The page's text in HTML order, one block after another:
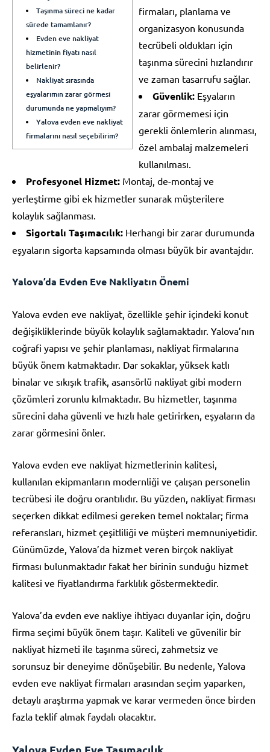
Taşınma süreci ne kadar
sürede tamamlanır?
Evden eve nakliyat
hizmetinin fiyatı nasıl
belirlenir?
Nakliyat sırasında
eşyalarımın zarar görmesi
durumunda ne yapmalıyım?
Yalova evden eve nakliyat
firmalarını nasıl seçebilirim?
firmaları, planlama ve
organizasyon konusunda
tecrübeli oldukları için
taşınma sürecini hızlandırır
ve zaman tasarrufu sağlar.
Güvenlik: Eşyaların
zarar görmemesi için
gerekli önlemlerin alınması,
özel ambalaj malzemeleri
kullanılması.
Profesyonel Hizmet: Montaj, de-montaj ve
yerleştirme gibi ek hizmetler sunarak müşterilere
kolaylık sağlanması.
Sigortalı Taşımacılık: Herhangi bir zarar durumunda
eşyaların sigorta kapsamında olması büyük bir avantajdır.
Yalova’da Evden Eve Nakliyatın Önemi
Yalova evden eve nakliyat, özellikle şehir içindeki konut
değişikliklerinde büyük kolaylık sağlamaktadır. Yalova’nın
coğrafi yapısı ve şehir planlaması, nakliyat firmalarına
büyük önem katmaktadır. Dar sokaklar, yüksek katlı
binalar ve sıkışık trafik, asansörlü nakliyat gibi modern
çözümleri zorunlu kılmaktadır. Bu hizmetler, taşınma
sürecini daha güvenli ve hızlı hale getirirken, eşyaların da
zarar görmesini önler.
Yalova evden eve nakliyat hizmetlerinin kalitesi,
kullanılan ekipmanların modernliği ve çalışan personelin
tecrübesi ile doğru orantılıdır. Bu yüzden, nakliyat firması
seçerken dikkat edilmesi gereken temel noktalar; firma
referansları, hizmet çeşitliliği ve müşteri memnuniyetidir.
Günümüzde, Yalova’da hizmet veren birçok nakliyat
firması bulunmaktadır fakat her birinin sunduğu hizmet
kalitesi ve fiyatlandırma farklılık göstermektedir.
Yalova’da evden eve nakliye ihtiyacı duyanlar için, doğru
firma seçimi büyük önem taşır. Kaliteli ve güvenilir bir
nakliyat hizmeti ile taşınma süreci, zahmetsiz ve
sorunsuz bir deneyime dönüşebilir. Bu nedenle, Yalova
evden eve nakliyat firmaları arasından seçim yaparken,
detaylı araştırma yapmak ve karar vermeden önce birden
fazla teklif almak faydalı olacaktır.
Yalova Evden Eve Taşımacılık